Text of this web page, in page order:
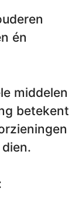
én
middelen
betekent